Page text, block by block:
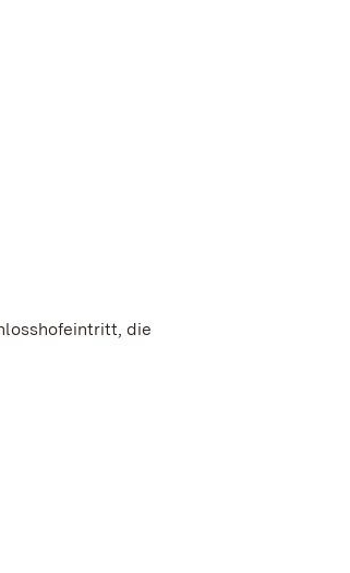
die